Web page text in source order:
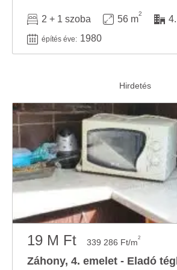
2 + 1 szoba 56 m
2
építés éve: 1980
19 M Ft 339 286 Ft/m2
Záhony, 4. emelet - Eladó